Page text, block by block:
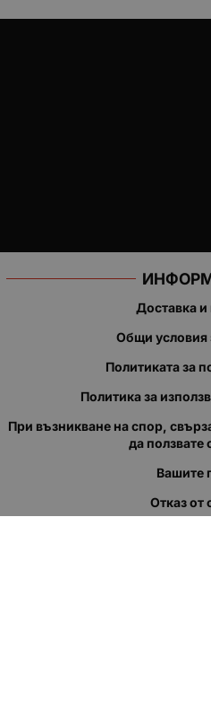
Доставка
Общи условия
Политиката за
Политика за
При възникване на спор,
да ползвате
Вашите
Отказ от